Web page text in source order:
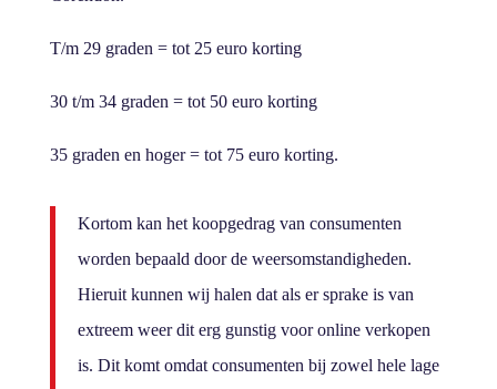
T/m 29 graden = tot 25 euro korting
30 t/m 34 graden = tot 50 euro korting
35 graden en hoger = tot 75 euro korting.
Kortom kan het koopgedrag van consumenten
worden bepaald door de weersomstandigheden.
Hieruit kunnen wij halen dat als er sprake is van
extreem weer dit erg gunstig voor online verkopen
is. Dit komt omdat consumenten bij zowel hele lage